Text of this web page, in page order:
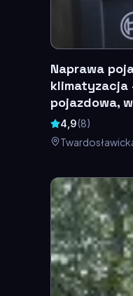
Naprawa
klimatyzacja
pojazdowa,
4,9(8)